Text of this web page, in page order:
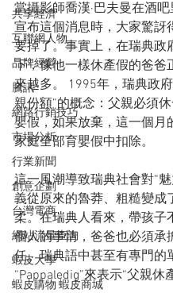
共享經濟
互聯網人物
品牌經營
騰訊
網路行銷技巧
市場分析
行業新聞
創意企劃
台灣電商
網站流量查詢
蝦皮大學
蝦皮購物 蝦皮商城
當攝影師喬漢·巴夫曼在酒
宣布這個消息時，大家驚訝
要掉了。事實上，在瑞典政
下，像他一樣休產假的爸爸
來越多。 1995年，瑞典政
親份額”的概念：父親必須
嬰假，如果放棄，這一個月
家庭全部育嬰假中扣除。
這一風潮導致瑞典社會對“
義從原來的魯莽、粗糙變成
柔。在瑞典人看來，帶孩子
個人的事情，爸爸也必須承
任。瑞典語中甚至有專門的
“Pappaledig”來表示“父親休